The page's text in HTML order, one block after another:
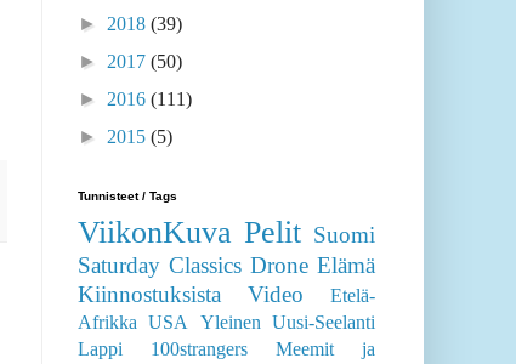
► 2018 (39)
► 2017 (50)
► 2016 (111)
► 2015 (5)
Tunnisteet / Tags
ViikonKuva Pelit Suomi
Saturday Classics Drone Elämä
Kiinnostuksista
Video
Etelä-
Afrikka
USA Yleinen Uusi-Seelanti
Lappi
100strangers
Meemit ja